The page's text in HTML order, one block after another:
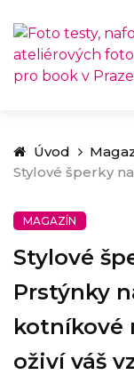
Úvod
Stylové šperky
MAGAZÍN
Stylové
Prstýnky
kotníkové
oživí váš